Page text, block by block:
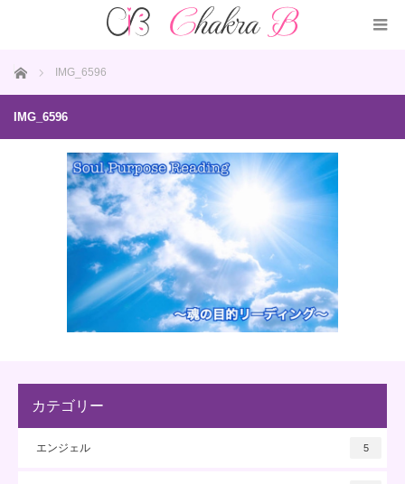
ホーム IMG_6596
IMG_6596
カテゴリー
エンジェル 5